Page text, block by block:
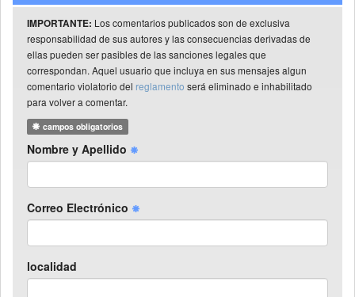
IMPORTANTE: Los comentarios publicados son de exclusiva
responsabilidad de sus autores y las consecuencias derivadas de
ellas pueden ser pasibles de las sanciones legales que
correspondan. Aquel usuario que incluya en sus mensajes algun
comentario violatorio del reglamento será eliminado e inhabilitado
para volver a comentar.
campos obligatorios
Nombre y Apellido
Correo Electrónico
localidad